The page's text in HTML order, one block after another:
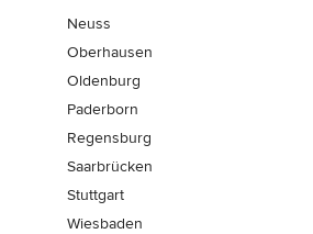
Neuss
Oberhausen
Oldenburg
Paderborn
Regensburg
Saarbrücken
Stuttgart
Wiesbaden